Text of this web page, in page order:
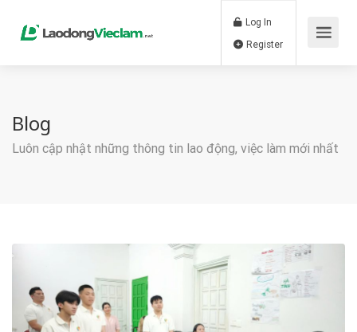
Log In
Blog
Luôn cập nhật những thông tin lao động, việc làm mới nhất